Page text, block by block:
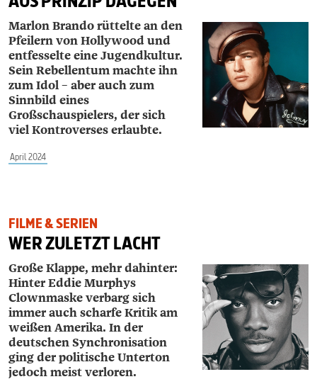
Marlon Brando rüttelte an den
Pfeilern von Hollywood und
entfesselte eine Jugendkultur.
Sein Rebellentum machte ihn
zum Idol – aber auch zum
Sinnbild eines
Großschauspielers, der sich
viel Kontroverses erlaubte.
April 2024
FILME & SERIEN
WER ZULETZT LACHT
Große Klappe, mehr dahinter:
Hinter Eddie Murphys
Clownmaske verbarg sich
immer auch scharfe Kritik am
weißen Amerika. In der
deutschen Synchronisation
ging der politische Unterton
jedoch meist verloren.